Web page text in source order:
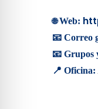
🌐Web:
📧 Correo
📧 Grupos
📍 Oficina: